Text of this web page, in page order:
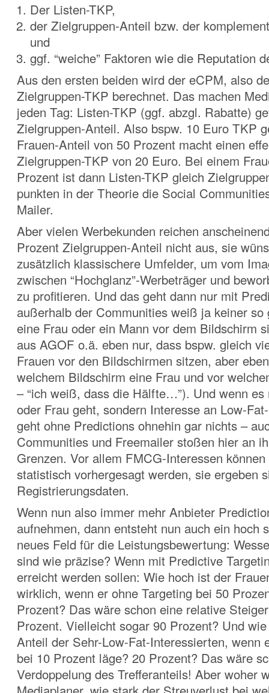
Der Listen-TKP,
der Zielgruppen-Anteil bzw. der
und
ggf. “weiche” Faktoren wie die Reputation
Aus den ersten beiden wird der eCPM, also
Zielgruppen-TKP berechnet. Das machen
jeden Tag: Listen-TKP (ggf. abzgl. Rabatte)
Zielgruppen-Anteil. Also bspw. 10 Euro TKP
Frauen-Anteil von 50 Prozent macht einen
Zielgruppen-TKP von 20 Euro. Bei einem
Prozent ist dann Listen-TKP gleich
punkten in der Theorie die Social
Mailer.
Aber vielen Werbekunden reichen
Prozent Zielgruppen-Anteil nicht aus, sie
zusätzlich klassischere Umfelder, um vom
zwischen “Hochglanz”-Werbeträger und
zu profitieren. Und das geht dann nur mit
außerhalb der Communities weiß ja keiner so
eine Frau oder ein Mann vor dem Bildschirm
aus AGOF o.ä. eben nur, dass bspw. gleich
Frauen vor den Bildschirmen sitzen, aber
welchem Bildschirm eine Frau und vor
– “ich weiß, dass die Hälfte…”). Und wenn es
oder Frau geht, sondern Interesse an Low-
geht ohne Predictions ohnehin gar nichts –
Communities und Freemailer stoßen hier an
Grenzen. Vor allem FMCG-Interessen
statistisch vorhergesagt werden, sie ergeben
Registrierungsdaten.
Wenn nun also immer mehr Anbieter
aufnehmen, dann entsteht nun auch ein hoch
neues Feld für die Leistungsbewertung:
sind wie präzise? Wenn mit Predictive
erreicht werden sollen: Wie hoch ist der
wirklich, wenn er ohne Targeting bei 50
Prozent? Das wäre schon eine relative
Prozent. Vielleicht sogar 90 Prozent? Und
Anteil der Sehr-Low-Fat-Interessierten, wenn
bei 10 Prozent läge? 20 Prozent? Das wäre
Verdoppelung des Trefferanteils! Aber woher